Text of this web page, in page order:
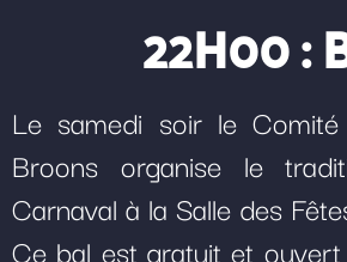
22H00 :
Le samedi soir le
Broons organise le
Carnaval à la Salle des
Ce bal est gratuit et